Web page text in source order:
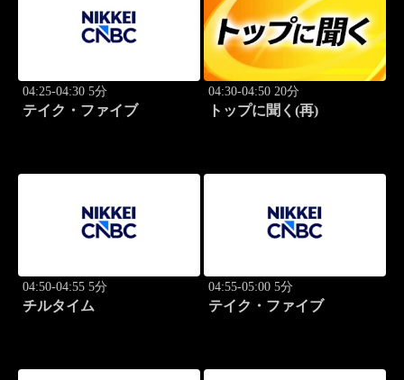
04:25-04:30 5分
テイク・ファイブ
04:30-04:50 20分
トップに聞く(再)
04:50-04:55 5分
チルタイム
04:55-05:00 5分
テイク・ファイブ